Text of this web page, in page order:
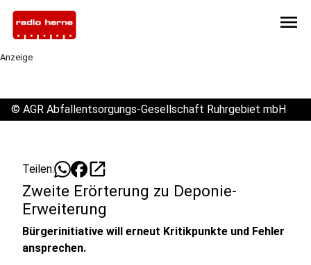
menu
Anzeige
© AGR Abfallentsorgungs-Gesellschaft Ruhrgebiet mbH
Teilen: open_in_new
Zweite Erörterung zu Deponie-
Erweiterung
Bürgerinitiative will erneut Kritikpunkte und Fehler
ansprechen.